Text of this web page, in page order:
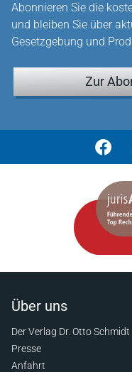
Abonnieren Sie die
und bleiben Sie über
Gesetzgebung und
Zur
Über uns
Der Verlag Dr. Otto Schmidt
Presse
Anfahrt